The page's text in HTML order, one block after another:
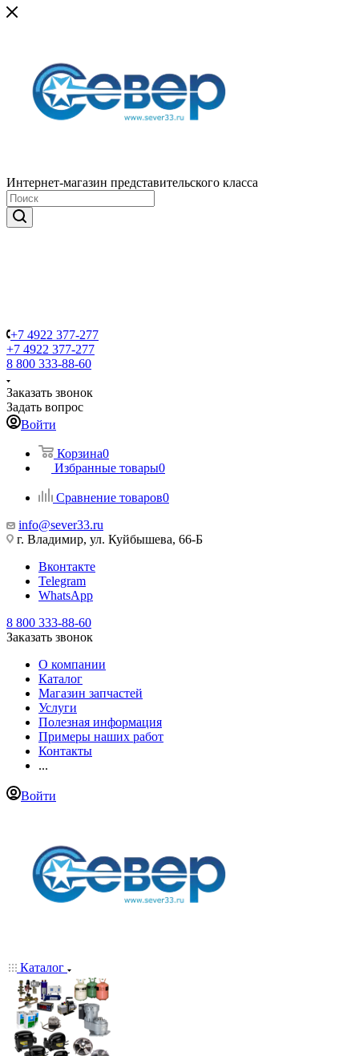
Интернет-магазин представительского класса
+7 4922 377-277
+7 4922 377-277
8 800 333-88-60
Заказать звонок
Задать вопрос
Войти
Корзина0
Избранные товары0
Сравнение товаров0
info@sever33.ru
г. Владимир, ул. Куйбышева, 66-Б
Вконтакте
Telegram
WhatsApp
8 800 333-88-60
Заказать звонок
О компании
Каталог
Магазин запчастей
Услуги
Полезная информация
Примеры наших работ
Контакты
...
Войти
Каталог